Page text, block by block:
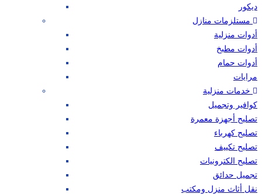
ديكور
أدوات منزلية
أدوات مطبخ
أدوات حمام
مرايات
كوافير وتجميل
تصليح أجهزة معمرة
تصليح كهرباء
تصليح تكييف
تصليح الكترونيات
تجميل حدائق
نقل أثاث منزل ومكتب